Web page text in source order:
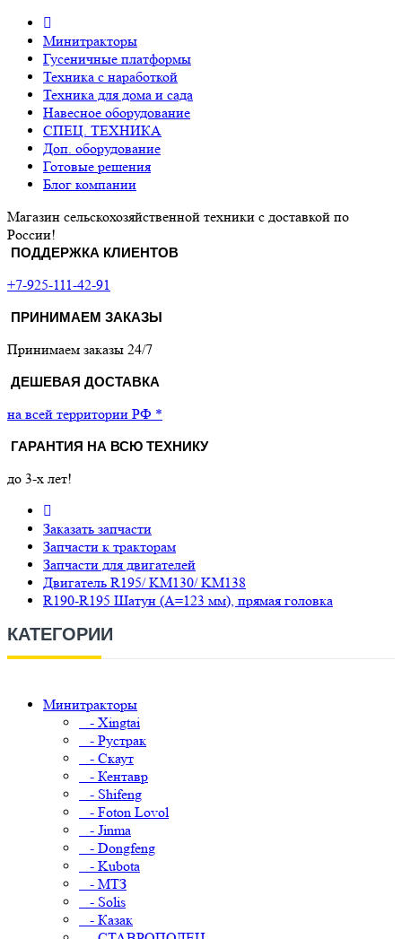
Минитракторы
Гусеничные платформы
Техника с наработкой
Техника для дома и сада
Навесное оборудование
СПЕЦ. ТЕХНИКА
Доп. оборудование
Готовые решения
Блог компании
Магазин сельскохозяйственной техники с доставкой по
России!
ПОДДЕРЖКА КЛИЕНТОВ
+7-925-111-42-91
ПРИНИМАЕМ ЗАКАЗЫ
Принимаем заказы 24/7
ДЕШЕВАЯ ДОСТАВКА
на всей территории РФ *
ГАРАНТИЯ НА ВСЮ ТЕХНИКУ
до 3-х лет!
Заказать запчасти
Запчасти к тракторам
Запчасти для двигателей
Двигатель R195/ KM130/ KM138
R190-R195 Шатун (A=123 мм), прямая головка
КАТЕГОРИИ
Минитракторы
- Xingtai
- Рустрак
- Скаут
- Кентавр
- Shifeng
- Foton Lovol
- Jinma
- Dongfeng
- Kubota
- МТЗ
- Solis
- Казак